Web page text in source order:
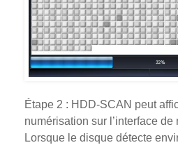
Étape 2 : HDD-SCAN peut
numérisation sur l’interface
Lorsque le disque détecte